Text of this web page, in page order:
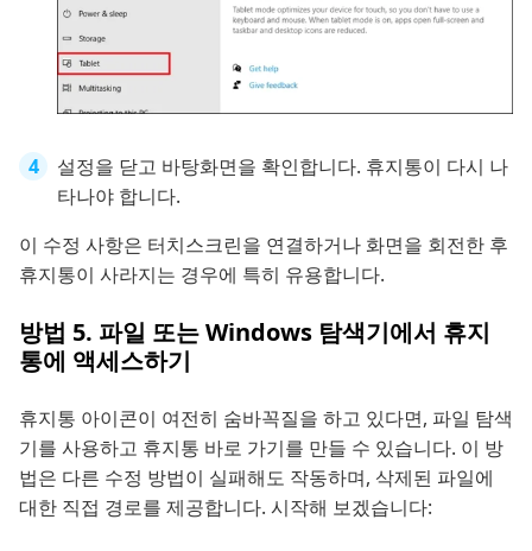
설정을 닫고 바탕화면을 확인합니다. 휴지통이 다시 나
타나야 합니다.
이 수정 사항은 터치스크린을 연결하거나 화면을 회전한 후
휴지통이 사라지는 경우에 특히 유용합니다.
방법 5. 파일 또는 Windows 탐색기에서 휴지
통에 액세스하기
휴지통 아이콘이 여전히 숨바꼭질을 하고 있다면, 파일 탐색
기를 사용하고 휴지통 바로 가기를 만들 수 있습니다. 이 방
법은 다른 수정 방법이 실패해도 작동하며, 삭제된 파일에
대한 직접 경로를 제공합니다. 시작해 보겠습니다: